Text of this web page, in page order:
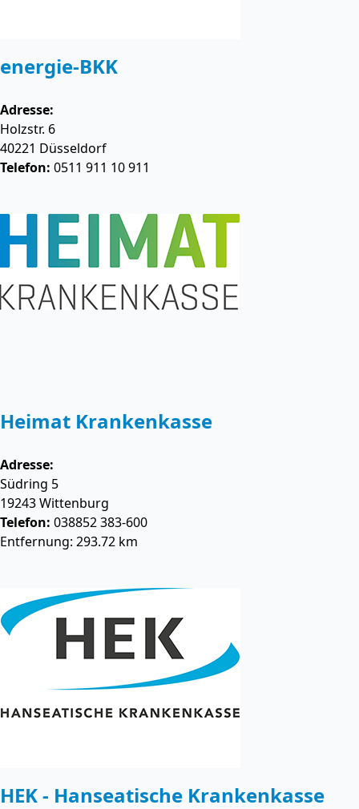
energie-BKK
Adresse:
Holzstr. 6
40221 Düsseldorf
Telefon: 0511 911 10 911
Heimat Krankenkasse
Adresse:
Südring 5
19243Wittenburg
Telefon: 038852 383-600
Entfernung: 293.72 km
HEK - Hanseatische Krankenkasse